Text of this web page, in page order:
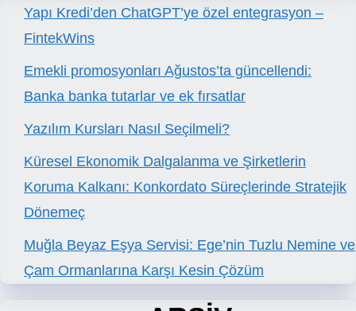
Yapı Kredi’den ChatGPT’ye özel entegrasyon –
FintekWins
Emekli promosyonları Ağustos’ta güncellendi:
Banka banka tutarlar ve ek fırsatlar
Yazılım Kursları Nasıl Seçilmeli?
Küresel Ekonomik Dalgalanma ve Şirketlerin
Koruma Kalkanı: Konkordato Süreçlerinde Stratejik
Dönemeç
Muğla Beyaz Eşya Servisi: Ege’nin Tuzlu Nemine ve
Çam Ormanlarına Karşı Kesin Çözüm